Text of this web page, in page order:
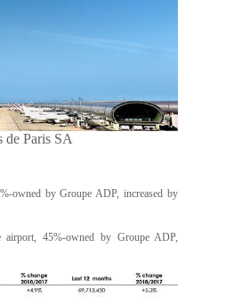
de Paris SA
owned by Groupe ADP, increased by
airport, 45%-owned by Groupe ADP,